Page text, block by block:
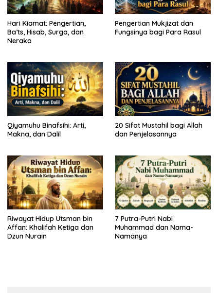
Hari Kiamat: Pengertian,
Ba’ts, Hisab, Surga, dan
Neraka
Pengertian Mukjizat dan
Fungsinya bagi Para Rasul
Qiyamuhu Binafsihi: Arti,
Makna, dan Dalil
20 Sifat Mustahil bagi Allah
dan Penjelasannya
Riwayat Hidup Utsman bin
Affan: Khalifah Ketiga dan
Dzun Nurain
7 Putra-Putri Nabi
Muhammad dan Nama-
Namanya